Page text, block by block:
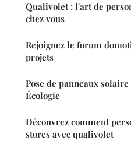
Qualivolet : l'art de
chez vous
Rejoignez le forum
projets
Pose de panneaux
Écologie
Découvrez comment
stores avec qualivolet